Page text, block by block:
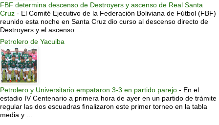
FBF determina descenso de Destroyers y ascenso de Real Santa
Cruz - El Comité Ejecutivo de la Federación Boliviana de Fútbol (FBF)
reunido esta noche en Santa Cruz dio curso al descenso directo de
Destroyers y el ascenso ...
Petrolero de Yacuiba
Petrolero y Universitario empataron 3-3 en partido parejo - En el
estadio IV Centenario a primera hora de ayer en un partido de trámite
regular las dos escuadras finalizaron este primer torneo en la tabla
media y ...